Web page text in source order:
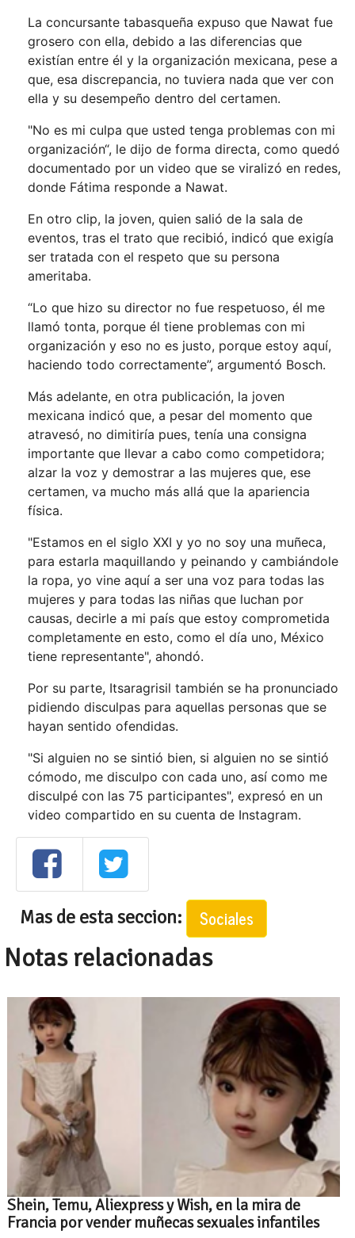
La concursante tabasqueña expuso que Nawat fue
grosero con ella, debido a las diferencias que
existían entre él y la organización mexicana, pese a
que, esa discrepancia, no tuviera nada que ver con
ella y su desempeño dentro del certamen.
"No es mi culpa que usted tenga problemas con mi
organización“, le dijo de forma directa, como quedó
documentado por un video que se viralizó en redes,
donde Fátima responde a Nawat.
En otro clip, la joven, quien salió de la sala de
eventos, tras el trato que recibió, indicó que exigía
ser tratada con el respeto que su persona
ameritaba.
“Lo que hizo su director no fue respetuoso, él me
llamó tonta, porque él tiene problemas con mi
organización y eso no es justo, porque estoy aquí,
haciendo todo correctamente”, argumentó Bosch.
Más adelante, en otra publicación, la joven
mexicana indicó que, a pesar del momento que
atravesó, no dimitiría pues, tenía una consigna
importante que llevar a cabo como competidora;
alzar la voz y demostrar a las mujeres que, ese
certamen, va mucho más allá que la apariencia
física.
"Estamos en el siglo XXI y yo no soy una muñeca,
para estarla maquillando y peinando y cambiándole
la ropa, yo vine aquí a ser una voz para todas las
mujeres y para todas las niñas que luchan por
causas, decirle a mi país que estoy comprometida
completamente en esto, como el día uno, México
tiene representante", ahondó.
Por su parte, Itsaragrisil también se ha pronunciado
pidiendo disculpas para aquellas personas que se
hayan sentido ofendidas.
"Si alguien no se sintió bien, si alguien no se sintió
cómodo, me disculpo con cada uno, así como me
disculpé con las 75 participantes", expresó en un
video compartido en su cuenta de Instagram.
Mas de esta seccion: Sociales
Notas relacionadas
Shein, Temu, Aliexpress y Wish, en la mira de
Francia por vender muñecas sexuales infantiles